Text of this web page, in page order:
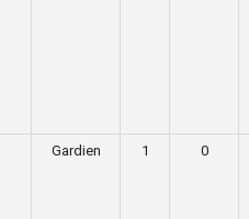
Gardien 1 0